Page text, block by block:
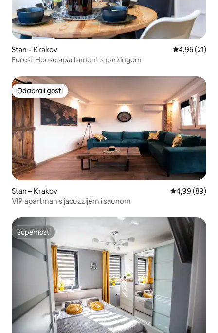
Stan – Krakov Prosječna
4,95 (21)
Forest House apartament s parkingom
Odabrali gosti
Odabrali gosti
Stan – Krakov Prosječna
4,99 (89)
VIP apartman s jacuzzijem i saunom
Superhost
Superhost